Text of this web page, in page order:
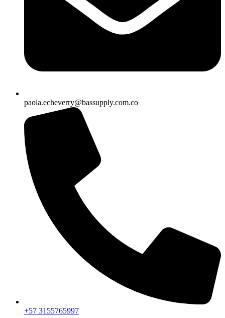
paola.echeverry@bassupply.com.co
+57 3155765997